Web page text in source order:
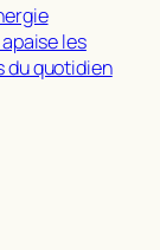
les
du quotidien